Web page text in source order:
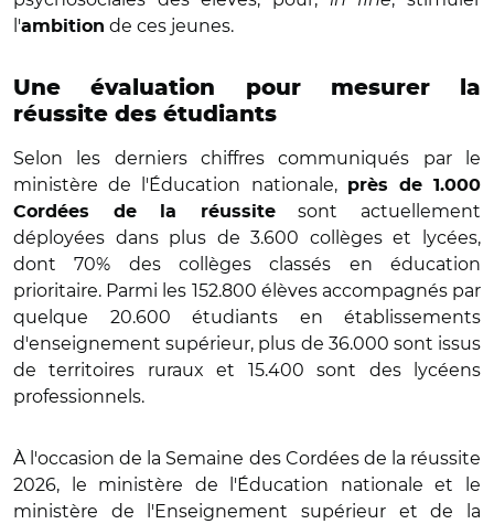
l'ambition de ces jeunes.
Une évaluation pour mesurer la
réussite des étudiants
Selon les derniers chiffres communiqués par le
ministère de l'Éducation nationale,
près de 1.000
Cordées de la réussitesont actuellement
déployées dans plus de 3.600 collèges et lycées,
dont 70% des collèges classés en éducation
prioritaire. Parmi les 152.800 élèves accompagnés par
quelque 20.600 étudiants en établissements
d'enseignement supérieur, plus de 36.000 sont issus
de territoires ruraux et 15.400 sont des lycéens
professionnels.
À l'occasion de la Semaine des Cordées de la réussite
2026, le ministère de l'Éducation nationale et le
ministère de l'Enseignement supérieur et de la